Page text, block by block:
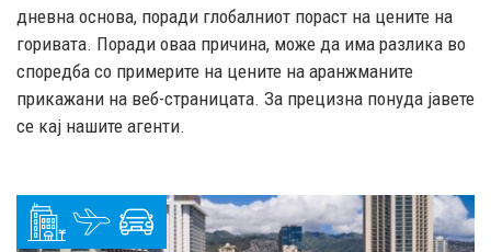
дневна основа, поради глобалниот пораст на цените на
горивата. Поради оваа причина, може да има разлика во
споредба со примерите на цените на аранжманите
прикажани на веб-страницата. За прецизна понуда јавете
се кај нашите агенти.